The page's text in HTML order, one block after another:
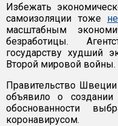
Избежать
самоизоляции тоже
масштабным
безработицы.
государству худший
Второй мировой войны.
Правительство
объявило о создании
обоснованности
коронавирусом.